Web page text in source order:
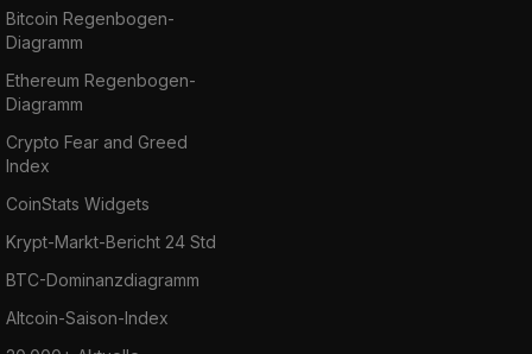
Bitcoin Regenbogen-
Diagramm
Ethereum Regenbogen-
Diagramm
Crypto Fear and Greed
Index
CoinStats Widgets
Krypt-Markt-Bericht 24 Std
BTC-Dominanzdiagramm
Altcoin-Saison-Index